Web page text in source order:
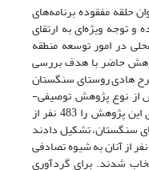
حلقه مفقوده برنامه‌های
و توجه ویژه‌ای به ارتقای
در امور توسعه منطقه
حاضر با هدف بررسی
هادی روستای سنگستان
از نوع پژوهش توصیفی-
همبستگی محسوب می‌شود. جامعه آماری این پژوهش را 483 نفر از
سنگستان، تشکیل دادند
که با استفاده از فرمول کوکران تعداد 150 نفر از آنان به شیوه تصادفی
شدند. برای گردآوری